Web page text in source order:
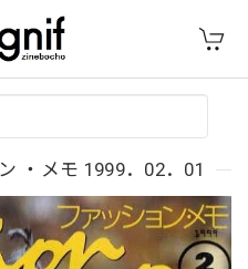
・メモ 1999．02．01